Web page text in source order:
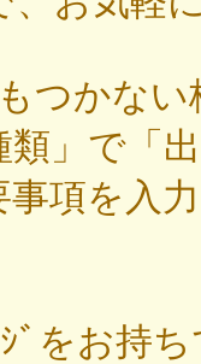
つかな
」で「
事項を入
ﾞをお持